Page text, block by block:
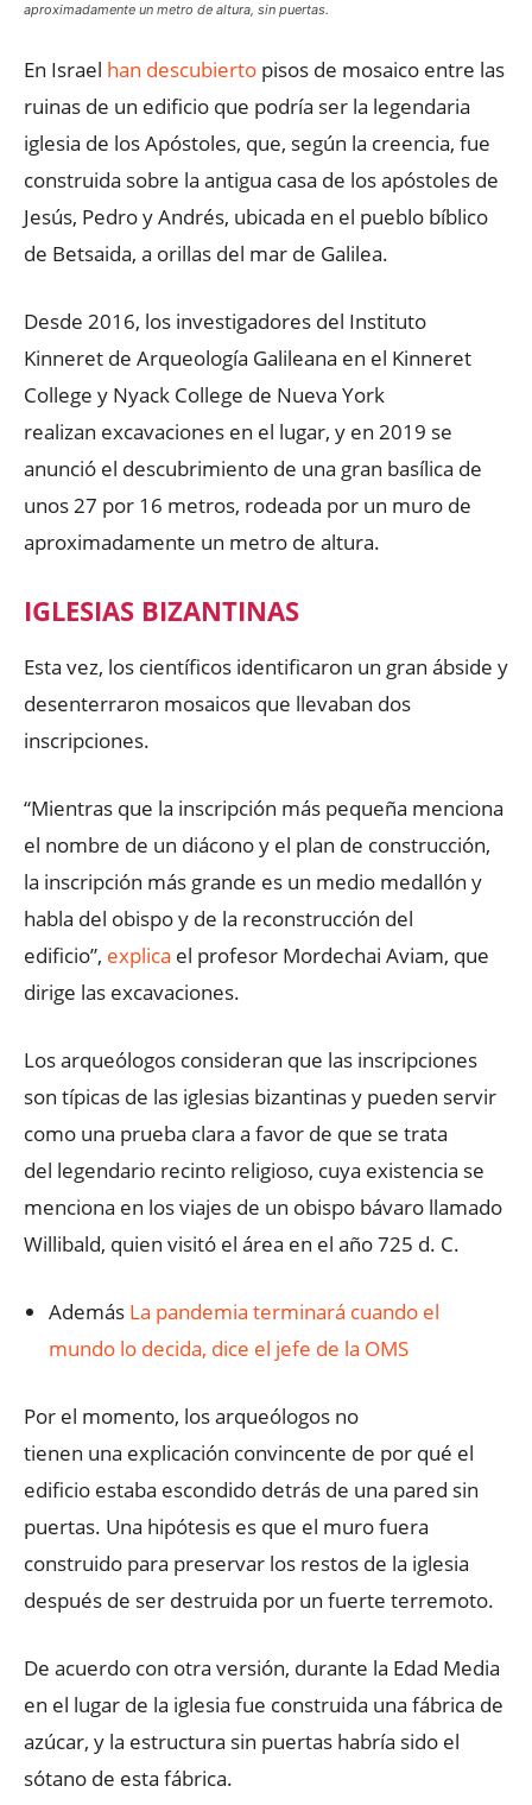
aproximadamente un metro de altura, sin puertas.
En Israel han descubierto pisos de mosaico entre las
ruinas de un edificio que podría ser la legendaria
iglesia de los Apóstoles, que, según la creencia, fue
construida sobre la antigua casa de los apóstoles de
Jesús, Pedro y Andrés, ubicada en el pueblo bíblico
de Betsaida, a orillas del mar de Galilea.
Desde 2016, los investigadores del Instituto
Kinneret de Arqueología Galileana en el Kinneret
College y Nyack College de Nueva York
realizan excavaciones en el lugar, y en 2019 se
anunció el descubrimiento de una gran basílica de
unos 27 por 16 metros, rodeada por un muro de
aproximadamente un metro de altura.
IGLESIAS BIZANTINAS
Esta vez, los científicos identificaron un gran ábside y
desenterraron mosaicos que llevaban dos
inscripciones.
“Mientras que la inscripción más pequeña menciona
el nombre de un diácono y el plan de construcción,
la inscripción más grande es un medio medallón y
habla del obispo y de la reconstrucción del
edificio”, explica el profesor Mordechai Aviam, que
dirige las excavaciones.
Los arqueólogos consideran que las inscripciones
son típicas de las iglesias bizantinas y pueden servir
como una prueba clara a favor de que se trata
del legendario recinto religioso, cuya existencia se
menciona en los viajes de un obispo bávaro llamado
Willibald, quien visitó el área en el año 725 d. C.
Además La pandemia terminará cuando el
mundo lo decida, dice el jefe de la OMS
Por el momento, los arqueólogos no
tienen una explicación convincente de por qué el
edificio estaba escondido detrás de una pared sin
puertas. Una hipótesis es que el muro fuera
construido para preservar los restos de la iglesia
después de ser destruida por un fuerte terremoto.
De acuerdo con otra versión, durante la Edad Media
en el lugar de la iglesia fue construida una fábrica de
azúcar, y la estructura sin puertas habría sido el
sótano de esta fábrica.